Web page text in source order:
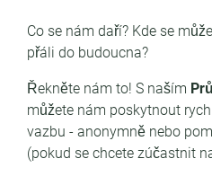
Co se nám daří? Kde se
přáli do budoucna?
Řekněte nám to! S naším
můžete nám poskytnout
vazbu - anonymně nebo
(pokud se chcete zúčastnit